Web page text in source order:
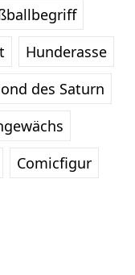
Hunderasse
des Saturn
Comicfigur